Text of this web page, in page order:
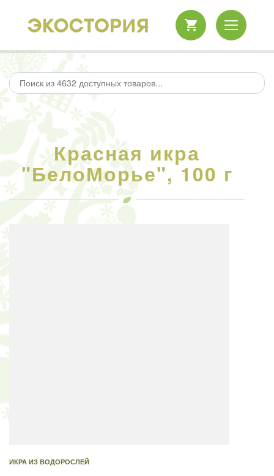
Красная икра
"БелоМорье", 100 г
ИКРА ИЗ ВОДОРОСЛЕЙ